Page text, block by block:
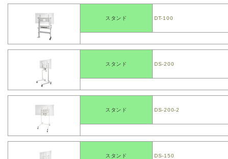
スタンド DT-100
スタンド DS-200
スタンド DS-200-2
スタンド DS-150